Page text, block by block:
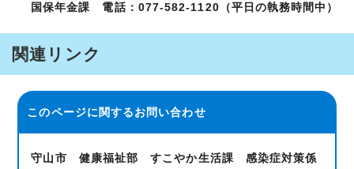
国保年金課 電話：077-582-1120（平日の執務時間中）
関連リンク
このページに関するお問い合わせ
守山市 健康福祉部 すこやか生活課 感染症対策係